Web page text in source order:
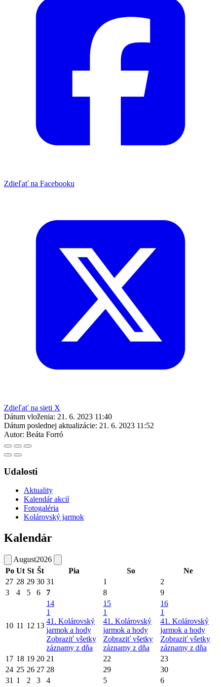
Zdieľať na Facebooku
Zdieľať na sieti X
Dátum vloženia: 21. 6. 2023 11:40
Dátum poslednej aktualizácie: 21. 6. 2023 11:52
Autor: Beáta Forró
Udalosti
Aktuality
Kalendár akcií
Fotogaléria
Kolárovský jarmok
Kalendár
August2026
Po Ut St Št Pia So
Ne
27 28 29 30 31 1
2
3
4 5 6 7 8 9
10 11 12 13
14
1
41. Kolárovský
jarmok a hody
Zobraziť všetky
záznamy z dňa
15
1
41. Kolárovský
jarmok a hody
Zobraziť všetky
záznamy z dňa
16
1
41. Kolárovský
jarmok a hody
Zobraziť všetky
záznamy z dňa
17 18 19 20 21 22
23
24 25 26 27 28 29
30
31 1 2 3 4 5 6